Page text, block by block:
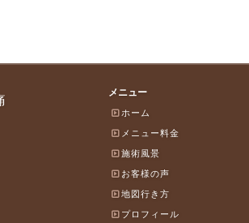
メニュー
ホーム
メニュー料金
施術風景
お客様の声
地図行き方
プロフィール